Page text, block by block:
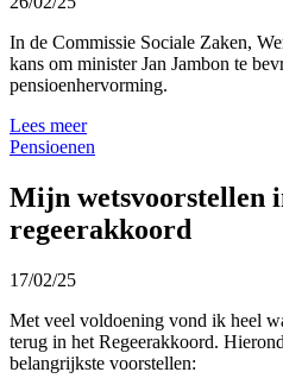
In de Commissie Sociale Zaken,
kans om minister Jan Jambon te
pensioenhervorming.
Lees meer
Pensioenen
Mijn wetsvoorstellen
regeerakkoord
17/02/25
Met veel voldoening vond ik heel
terug in het Regeerakkoord.
belangrijkste voorstellen: